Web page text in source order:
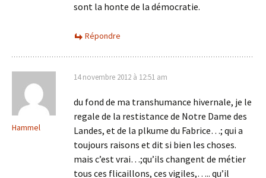
sont la honte de la démocratie.
Répondre
Hammel
14 novembre 2012 à 12:51 am
du fond de ma transhumance hivernale, je le
regale de la restistance de Notre Dame des
Landes, et de la plkume du Fabrice…; qui a
toujours raisons et dit si bien les choses.
mais c’est vrai…;qu’ils changent de métier
tous ces flicaillons, ces vigiles,….. qu’il